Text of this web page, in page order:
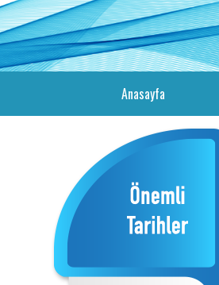
Anasayfa(current)